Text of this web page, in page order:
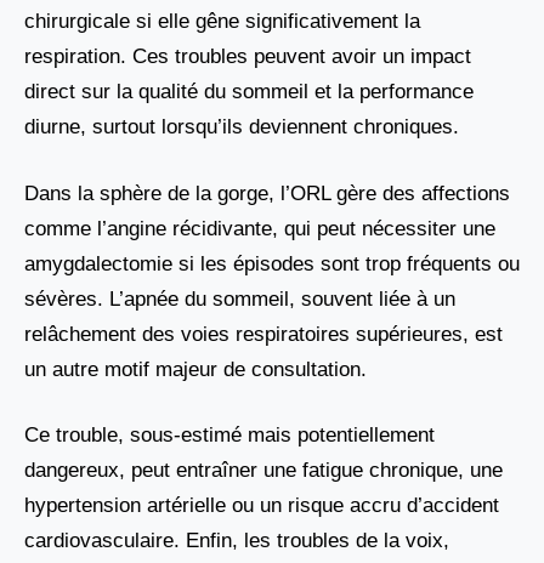
chirurgicale si elle gêne significativement la
respiration. Ces troubles peuvent avoir un impact
direct sur la qualité du sommeil et la performance
diurne, surtout lorsqu’ils deviennent chroniques.
Dans la sphère de la gorge, l’ORL gère des affections
comme l’angine récidivante, qui peut nécessiter une
amygdalectomie si les épisodes sont trop fréquents ou
sévères. L’apnée du sommeil, souvent liée à un
relâchement des voies respiratoires supérieures, est
un autre motif majeur de consultation.
Ce trouble, sous-estimé mais potentiellement
dangereux, peut entraîner une fatigue chronique, une
hypertension artérielle ou un risque accru d’accident
cardiovasculaire. Enfin, les troubles de la voix,